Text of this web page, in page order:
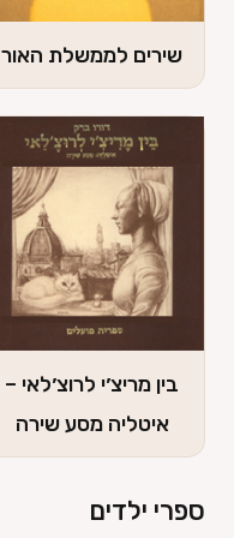
שירים לממשלת
לחץ כאן
שירים לממשלת האור
בין מריצ׳י
לרוצ׳לאי – איטליה
לחץ כאן
בין מריצ׳י לרוצ׳לאי –
איטליה מסע שירה
ספרי ילדים